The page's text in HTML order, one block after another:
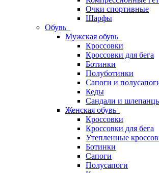
Очки спортивные
Шарфы
Обувь
Мужская обувь
Кроссовки
Кроссовки для бега
Ботинки
Полуботинки
Сапоги и
Кеды
Сандали и
Женская обувь
Кроссовки
Кроссовки для бега
Утепленные
Ботинки
Сапоги
Полусапоги